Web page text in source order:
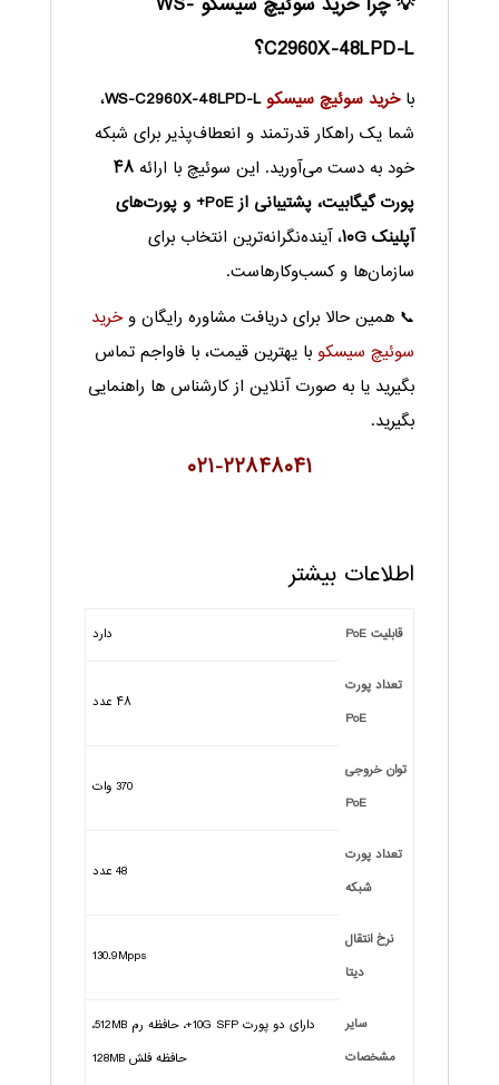
C2960X-48LPD-L؟
باخرید سوئیچ سیسکوWS-C2960X-48LPD-L
،
شما یک راهکار قدرتمند و انعطاف‌پذیر برای شبکه
خود به دست می‌آورید. این سوئیچ با ارائه ۴۸
پورت گیگابیت، پشتیبانی از PoE+ و پورت‌های
آپلینک ۱۰G
، آینده‌نگرانه‌ترین انتخاب برای
سازمان‌ها و کسب‌وکارهاست.
📞 همین حالا برای دریافت مشاوره رایگان و خرید
سوئیچ سیسکوبا یهترین قیمت، با فاواجم تماس
بگیرید یا به صورت آنلاین از کارشناس ها راهنمایی
بگیرید.
۰۲۱-۲۲۸۴۸۰۴۱
اطلاعات بیشتر
قابلیت PoE دارد
تعداد پورت
PoE
۴۸ عدد
توان خروجی
PoE
370 وات
تعداد پورت
شبکه
48 عدد
نرخ انتقال
دیتا
130.9Mpps
سایر
مشخصات
دارای دو پورت 10G SFP+، حافظه رم 512MB،
حافظه فلش 128MB